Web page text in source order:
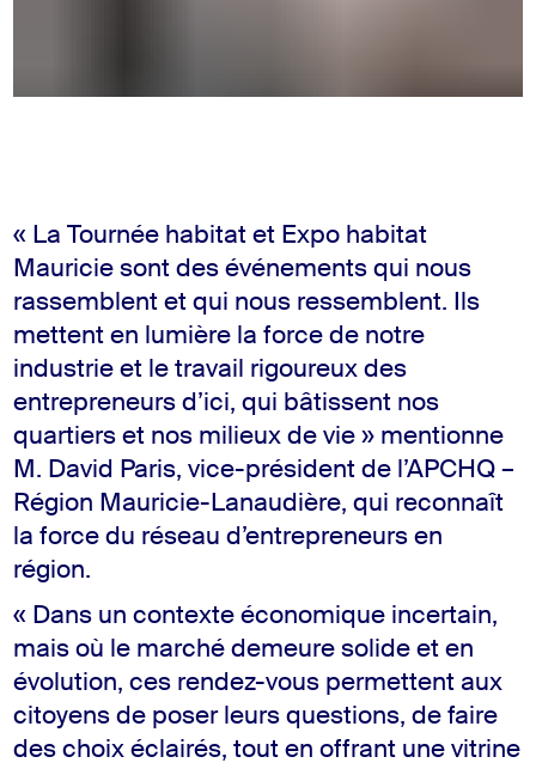
« La Tournée habitat et Expo habitat
Mauricie sont des événements qui nous
rassemblent et qui nous ressemblent. Ils
mettent en lumière la force de notre
industrie et le travail rigoureux des
entrepreneurs d’ici, qui bâtissent nos
quartiers et nos milieux de vie » mentionne
M. David Paris, vice-président de l’APCHQ –
Région Mauricie-Lanaudière, qui reconnaît
la force du réseau d’entrepreneurs en
région.
« Dans un contexte économique incertain,
mais où le marché demeure solide et en
évolution, ces rendez-vous permettent aux
citoyens de poser leurs questions, de faire
des choix éclairés, tout en offrant une vitrine